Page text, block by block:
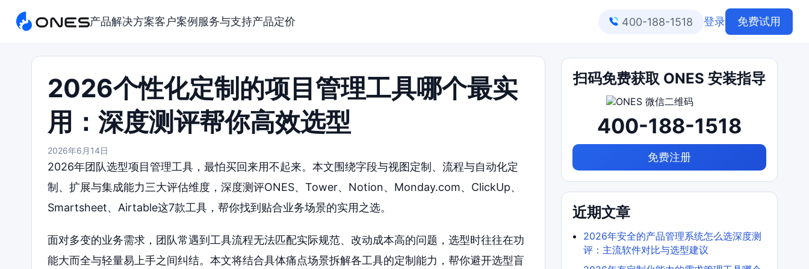
产品解决方案客户案例 服务与支持产品定价 400-188-1518 登录 免费试用
2026个性化定制的项目管理工具哪个最实
用：深度测评帮你高效选型
2026年6月14日
2026年团队选型项目管理工具，最怕买回来用不起来。本文围绕字段与视图定制、流程与自动化定
制、扩展与集成能力三大评估维度，深度测评ONES、Tower、Notion、Monday.com、ClickUp、
Smartsheet、Airtable这7款工具，帮你找到贴合业务场景的实用之选。
面对多变的业务需求，团队常遇到工具流程无法匹配实际规范、改动成本高的问题，选型时往往在功
能大而全与轻量易上手之间纠结。本文将结合具体痛点场景拆解各工具的定制能力，帮你避开选型盲
扫码免费获取 ONES 安装指导
400-188-1518
免费注册
近期文章
2026年安全的产品管理系统怎么选深度测
评：主流软件对比与选型建议